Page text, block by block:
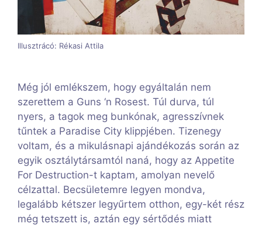
Illusztrácó: Rékasi Attila
Még jól emlékszem, hogy egyáltalán nem
szerettem a Guns ‘n Rosest. Túl durva, túl
nyers, a tagok meg bunkónak, agresszívnek
tűntek a Paradise City klippjében. Tizenegy
voltam, és a mikulásnapi ajándékozás során az
egyik osztálytársamtól naná, hogy az Appetite
For Destruction-t kaptam, amolyan nevelő
célzattal. Becsületemre legyen mondva,
legalább kétszer legyűrtem otthon, egy-két rész
még tetszett is, aztán egy sértődés miatt